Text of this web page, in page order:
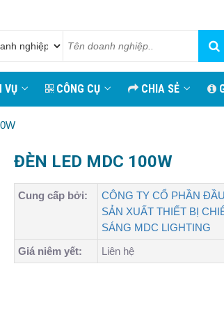
VỤ CÔNG CỤ CHIA SẺ
ĐÈN LED MDC 100W
Cung cấp bởi:
CÔNG TY CỔ PHẦN
SẢN XUẤT THIẾT BỊ
SÁNG MDC LIGHTING
Giá niêm yết:
Liên hệ